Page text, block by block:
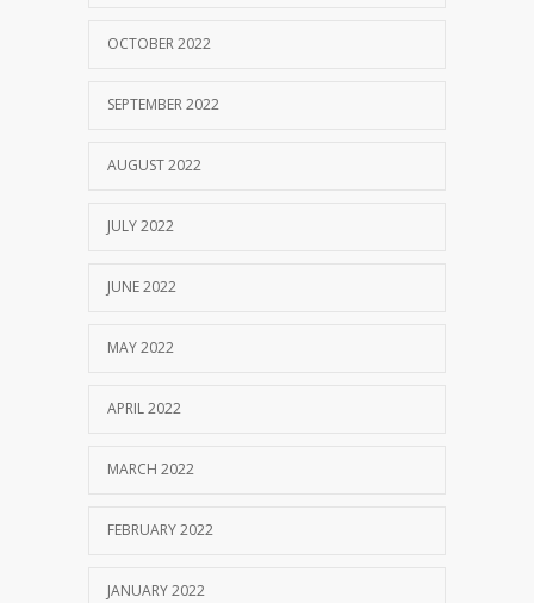
OCTOBER 2022
SEPTEMBER 2022
AUGUST 2022
JULY 2022
JUNE 2022
MAY 2022
APRIL 2022
MARCH 2022
FEBRUARY 2022
JANUARY 2022